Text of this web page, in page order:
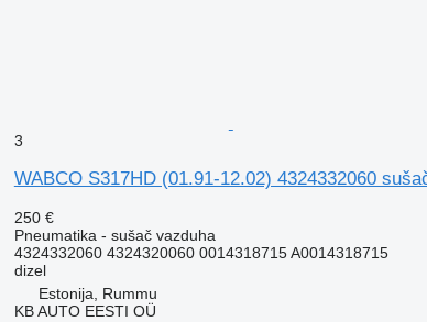
3
WABCO S317HD (01.91-12.02) 4324332060
250 €
Pneumatika - sušač vazduha
4324332060 4324320060 0014318715 A0014318715
dizel
Estonija, Rummu
KB AUTO EESTI OÜ